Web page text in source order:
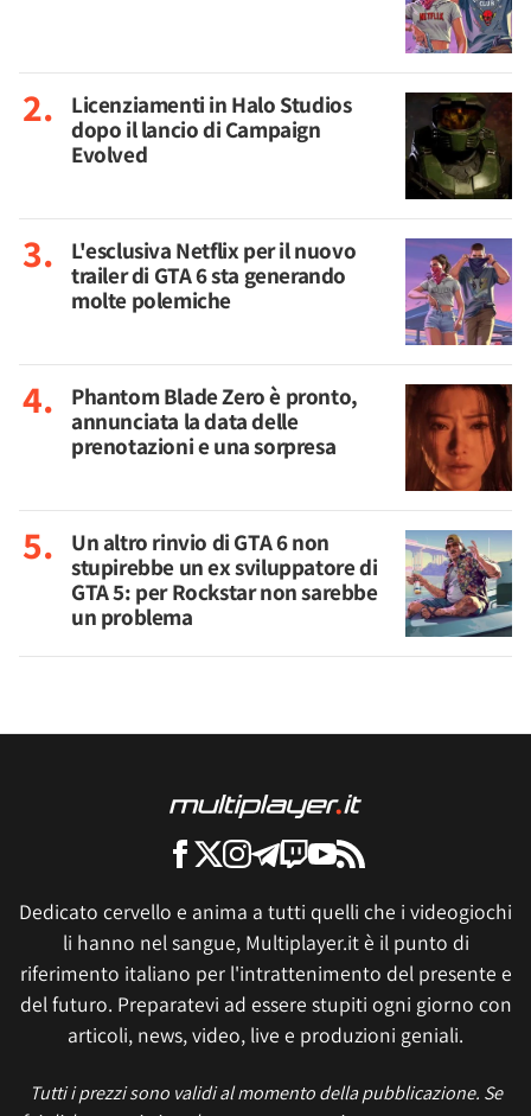
Licenziamenti in Halo Studios
dopo il lancio di Campaign
Evolved
L'esclusiva Netflix per il nuovo
trailer di GTA 6 sta generando
molte polemiche
Phantom Blade Zero è pronto,
annunciata la data delle
prenotazioni e una sorpresa
Un altro rinvio di GTA 6 non
stupirebbe un ex sviluppatore di
GTA 5: per Rockstar non sarebbe
un problema
Dedicato cervello e anima a tutti quelli che i videogiochi
li hanno nel sangue, Multiplayer.it è il punto di
riferimento italiano per l'intrattenimento del presente e
del futuro. Preparatevi ad essere stupiti ogni giorno con
articoli, news, video, live e produzioni geniali.
Tutti i prezzi sono validi al momento della pubblicazione. Se